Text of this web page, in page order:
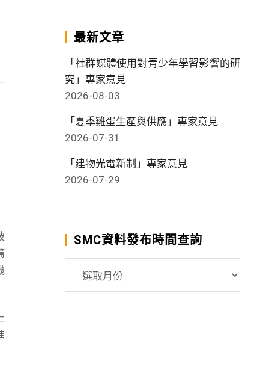
最新文章
「社群媒體使用對青少年學習影響的研
究」專家意見
2026-08-03
「夏季雞蛋生產與供應」專家意見
2026-07-31
「建物光電新制」專家意見
2026-07-29
SMC資料發布時間查詢